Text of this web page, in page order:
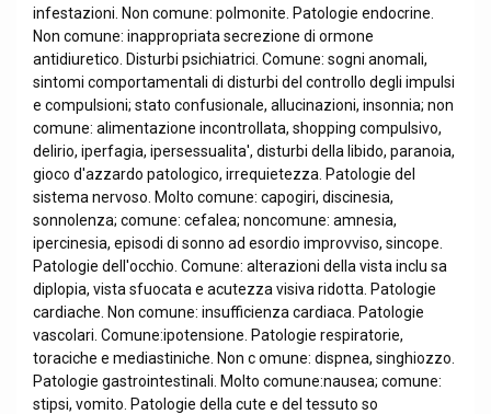
infestazioni. Non comune: polmonite. Patologie endocrine.
Non comune: inappropriata secrezione di ormone
antidiuretico. Disturbi psichiatrici. Comune: sogni anomali,
sintomi comportamentali di disturbi del controllo degli impulsi
e compulsioni; stato confusionale, allucinazioni, insonnia; non
comune: alimentazione incontrollata, shopping compulsivo,
delirio, iperfagia, ipersessualita', disturbi della libido, paranoia,
gioco d'azzardo patologico, irrequietezza. Patologie del
sistema nervoso. Molto comune: capogiri, discinesia,
sonnolenza; comune: cefalea; noncomune: amnesia,
ipercinesia, episodi di sonno ad esordio improvviso, sincope.
Patologie dell'occhio. Comune: alterazioni della vista inclu sa
diplopia, vista sfuocata e acutezza visiva ridotta. Patologie
cardiache. Non comune: insufficienza cardiaca. Patologie
vascolari. Comune:ipotensione. Patologie respiratorie,
toraciche e mediastiniche. Non c omune: dispnea, singhiozzo.
Patologie gastrointestinali. Molto comune:nausea; comune:
stipsi, vomito. Patologie della cute e del tessuto so